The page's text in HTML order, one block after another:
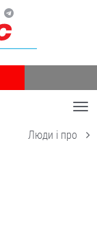
Люди і